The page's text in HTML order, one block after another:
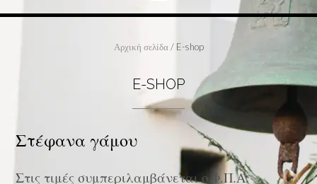
Αρχική σελίδα/ E-shop
E-SHOP
Στέφανα γάμου
Στις τιμές συμπεριλαμβάνεται ο Φ.Π.Α.